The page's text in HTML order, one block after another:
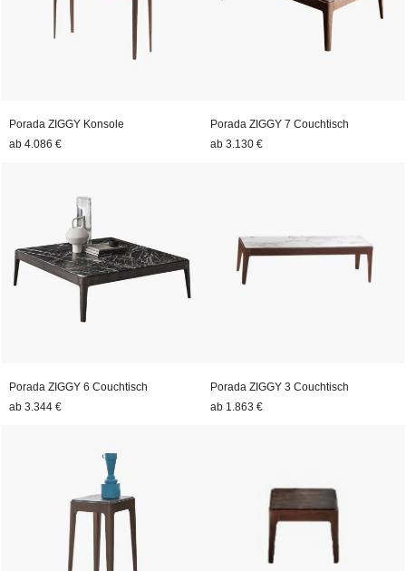
Porada ZIGGY Konsole
ab 4.086 €
Porada ZIGGY 7 Couchtisch
ab 3.130 €
Porada ZIGGY 6 Couchtisch
ab 3.344 €
Porada ZIGGY 3 Couchtisch
ab 1.863 €